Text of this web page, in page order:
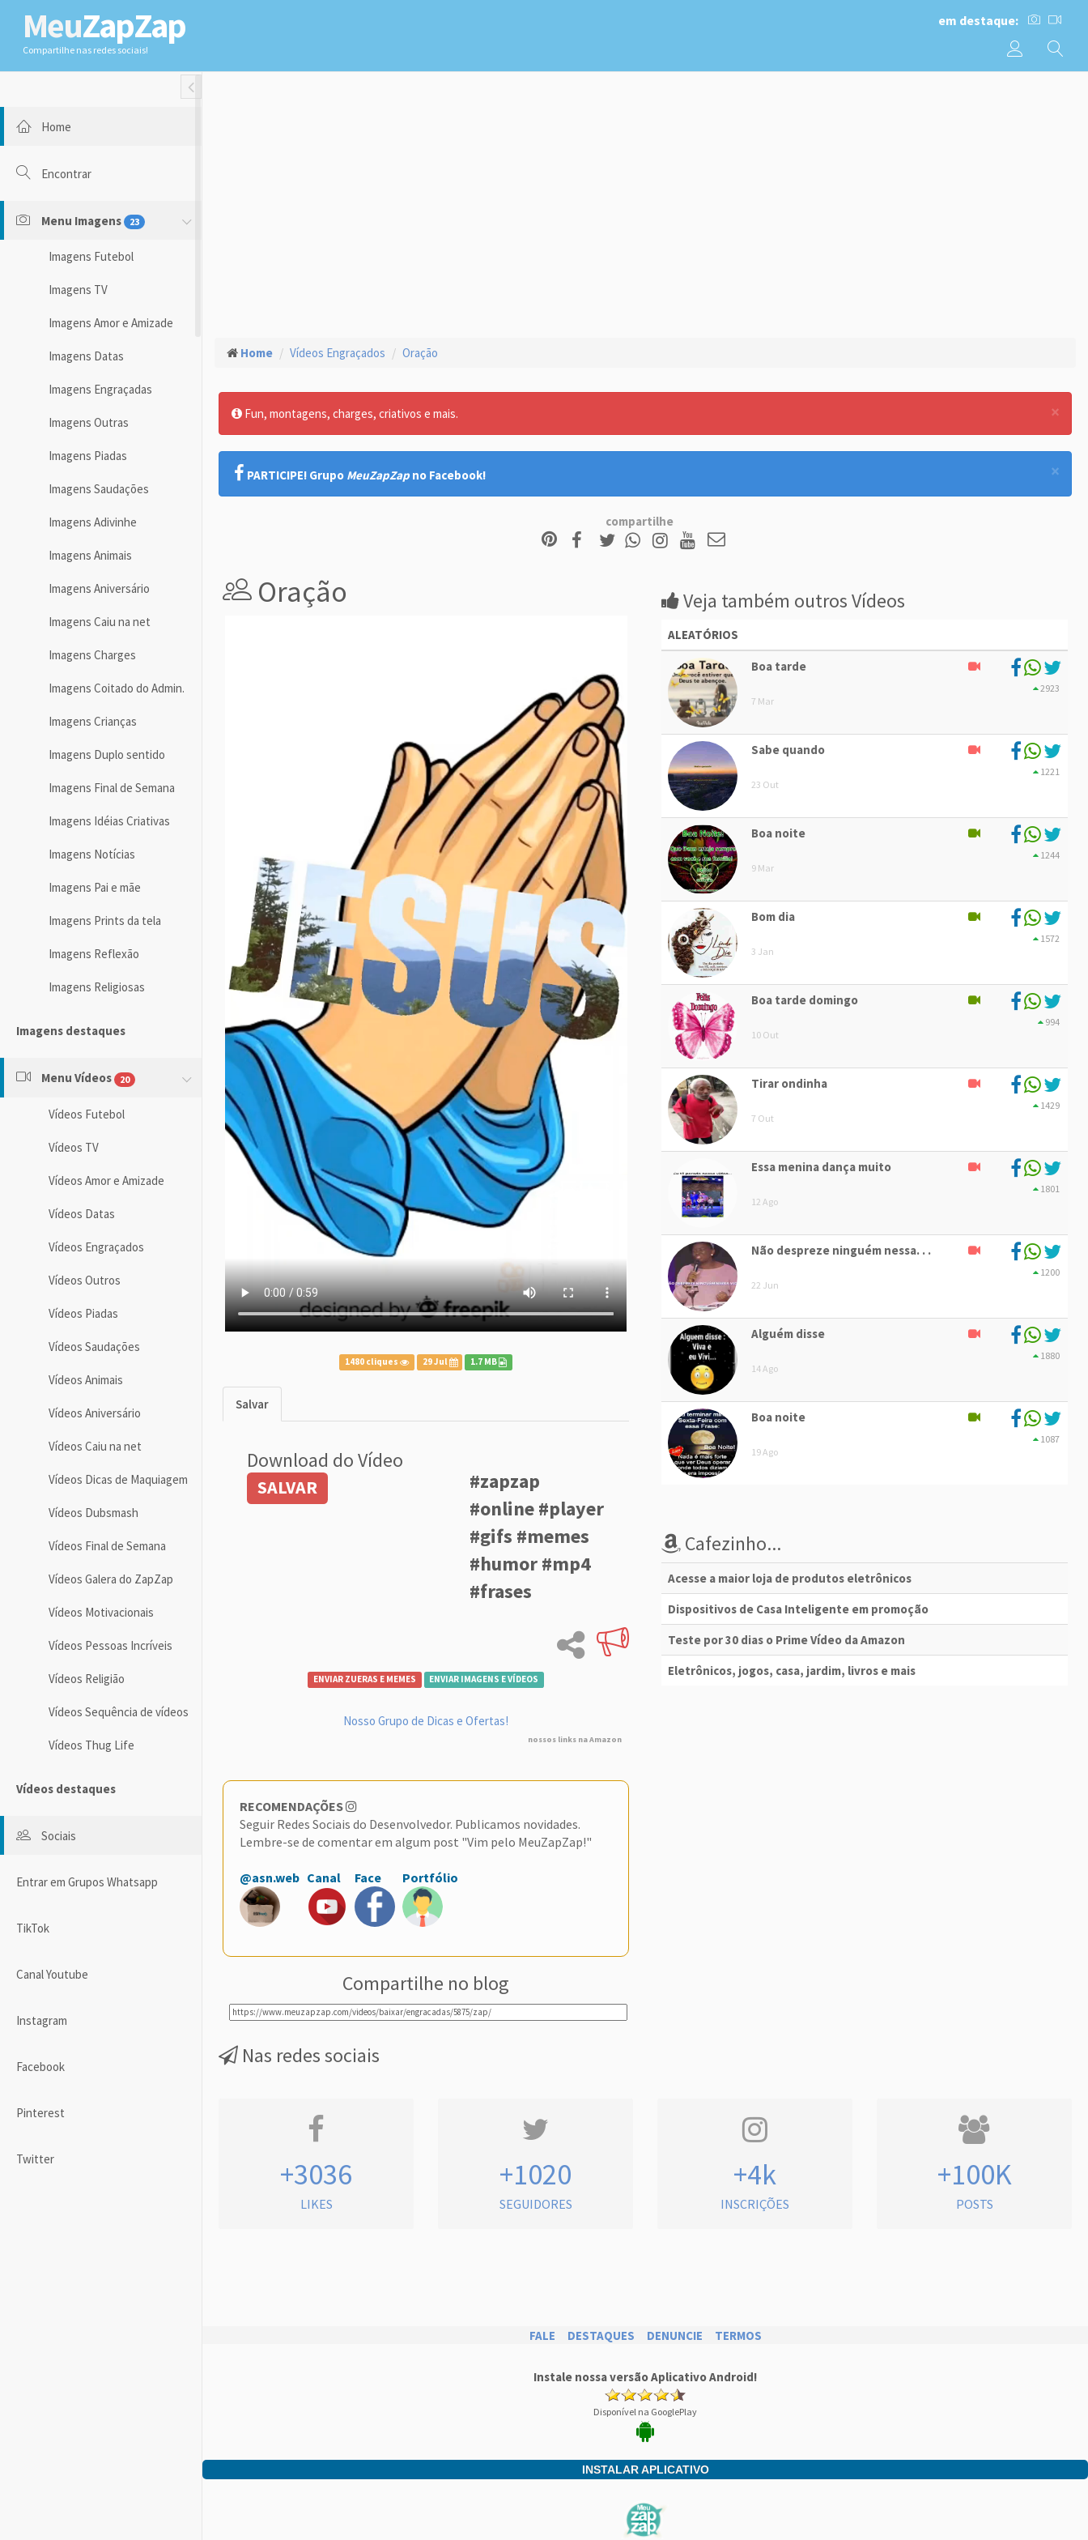
MeuZapZap
Compartilhe nas redes sociais!
em destaque:
Toggle Fullwidth
Home
Encontrar
Menu Imagens 23
Imagens Futebol
Imagens TV
Imagens Amor e Amizade
Imagens Datas
Imagens Engraçadas
Imagens Outras
Imagens Piadas
Imagens Saudações
Imagens Adivinhe
Imagens Animais
Imagens Aniversário
Imagens Caiu na net
Imagens Charges
Imagens Coitado do Admin.
Imagens Crianças
Imagens Duplo sentido
Imagens Final de Semana
Imagens Idéias Criativas
Imagens Notícias
Imagens Pai e mãe
Imagens Prints da tela
Imagens Reflexão
Imagens Religiosas
Imagens destaques
Menu Vídeos 20
Vídeos Futebol
Vídeos TV
Vídeos Amor e Amizade
Vídeos Datas
Vídeos Engraçados
Vídeos Outros
Vídeos Piadas
Vídeos Saudações
Vídeos Animais
Vídeos Aniversário
Vídeos Caiu na net
Vídeos Dicas de Maquiagem
Vídeos Dubsmash
Vídeos Final de Semana
Vídeos Galera do ZapZap
Vídeos Motivacionais
Vídeos Pessoas Incríveis
Vídeos Religião
Vídeos Sequência de vídeos
Vídeos Thug Life
Vídeos destaques
Sociais
Entrar em Grupos Whatsapp
TikTok
Canal Youtube
Instagram
Facebook
Pinterest
Twitter
Home Vídeos Engraçados Oração
×
Fun, montagens, charges, criativos e mais.
×
PARTICIPE! Grupo MeuZapZap no Facebook!
compartilhe
Oração
1480 cliques 29 Jul 1.7 MB
Salvar
Download do Vídeo
SALVAR
#zapzap
#online #player
#gifs #memes
#humor #mp4
#frases
ENVIAR ZUERAS E MEMES ENVIAR IMAGENS E VÍDEOS
Nosso Grupo de Dicas e Ofertas!
nossos links na Amazon
RECOMENDAÇÕES
Seguir Redes Sociais do Desenvolvedor. Publicamos novidades.
Lembre-se de comentar em algum post "Vim pelo MeuZapZap!"
@asn.web Canal Face Portfólio
Compartilhe no blog
Veja também outros Vídeos
ALEATÓRIOS
Boa tarde
7 Mar
2923
Sabe quando
23 Out
1221
Boa noite
9 Mar
1244
Bom dia
3 Jan
1572
Boa tarde domingo
10 Out
994
Tirar ondinha
7 Out
1429
Essa menina dança muito
12 Ago
1801
Não despreze ninguém nessa. . .
22 Jun
1200
Alguém disse
14 Ago
1880
Boa noite
19 Ago
1087
Cafezinho...
Acesse a maior loja de produtos eletrônicos
Dispositivos de Casa Inteligente em promoção
Teste por 30 dias o Prime Vídeo da Amazon
Eletrônicos, jogos, casa, jardim, livros e mais
Nas redes sociais
+3036
LIKES
+1020
SEGUIDORES
+4k
INSCRIÇÕES
+100K
POSTS
FALE DESTAQUES DENUNCIE TERMOS
Instale nossa versão Aplicativo Android!
Disponível na GooglePlay
INSTALAR APLICATIVO